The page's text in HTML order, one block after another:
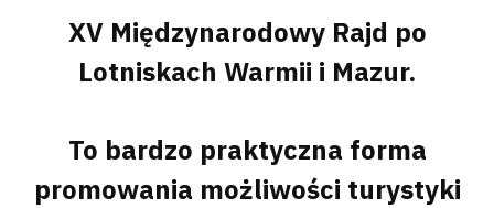
XV Międzynarodowy Rajd po
Lotniskach Warmii i Mazur.
To bardzo praktyczna forma
promowania możliwości turystyki